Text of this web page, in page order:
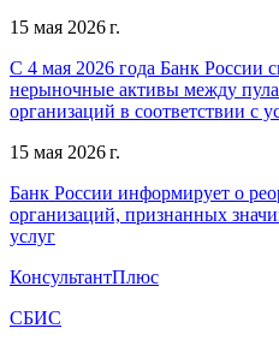
15 мая 2026 г.
С 4 мая 2026 года Банк России
нерыночные активы между
организаций в соответствии с
15 мая 2026 г.
Банк России информирует о
организаций, признанных
услуг
КонсультантПлюс
СБИС